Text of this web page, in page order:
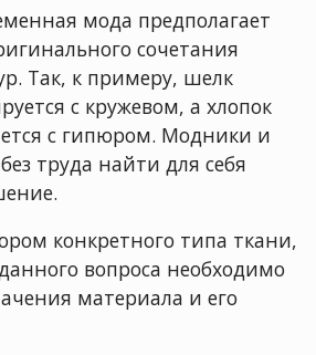
мода предполагает
сочетания
Так, к примеру, шелк
с кружевом, а хлопок
с гипюром. Модники и
труда найти для себя
конкретного типа ткани,
вопроса необходимо
материала и его